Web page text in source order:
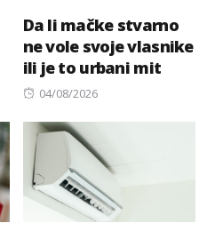
Da li mačke stvarno
ne vole svoje vlasnike
ili je to urbani mit
Posted
04/08/2026